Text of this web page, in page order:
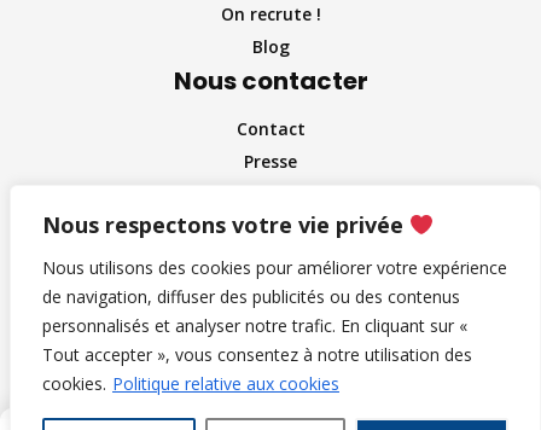
Nous respectons votre vie privée
Nous utilisons des cookies pour améliorer votre expérience
de navigation, diffuser des publicités ou des contenus
personnalisés et analyser notre trafic. En cliquant sur «
Tout accepter », vous consentez à notre utilisation des
cookies. Politique relative aux cookies
On recrute !
Blog
Nous contacter
Contact
Presse
Influenceurs
Copyright © 2024 Musée Up’ | Tous droits réservés |
Up' vous rapproche de la culture.